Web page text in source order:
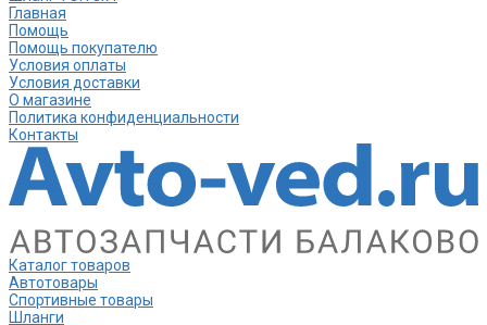
Главная
Помощь
Помощь покупателю
Условия оплаты
Условия доставки
О магазине
Политика конфиденциальности
Контакты
Каталог товаров
Автотовары
Спортивные товары
Шланги